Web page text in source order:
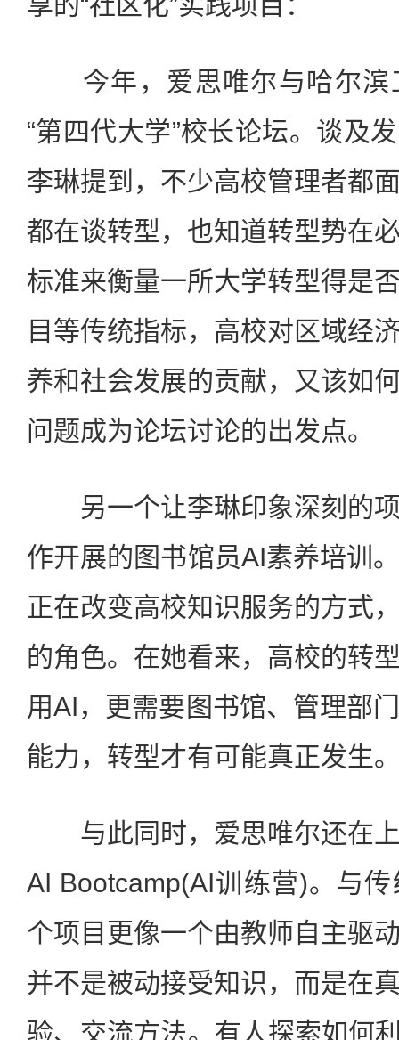
今年，爱思唯尔与哈尔滨
“第四代大学”校长论坛。谈及
李琳提到，不少高校管理者都
都在谈转型，也知道转型势在
标准来衡量一所大学转型得是
目等传统指标，高校对区域经
养和社会发展的贡献，又该如
问题成为论坛讨论的出发点。
另一个让李琳印象深刻的项
作开展的图书馆员AI素养培训
正在改变高校知识服务的方式
的角色。在她看来，高校的转
用AI，更需要图书馆、管理部
能力，转型才有可能真正发生
与此同时，爱思唯尔还在上
AI Bootcamp(AI训练营)。与
个项目更像一个由教师自主驱
并不是被动接受知识，而是在
验、交流方法。有人探索如何